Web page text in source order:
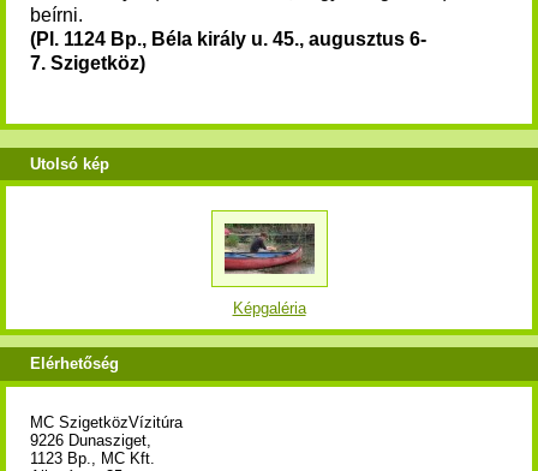
beírni.
(Pl. 1124 Bp., Béla király u. 45., augusztus 6-
7. Szigetköz)
Utolsó kép
Képgaléria
Elérhetőség
MC SzigetközVízitúra
9226 Dunasziget,
1123 Bp., MC Kft.